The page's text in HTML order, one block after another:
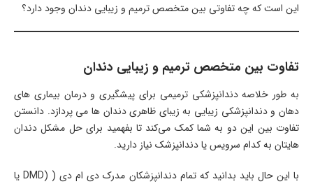
این است که چه تفاوتی بین متخصص ترمیم و زیبایی دندان وجود دارد؟
تفاوت بین متخصص ترمیم و زیبایی دندان
به طور خلاصه دندانپزشکی ترمیمی برای پیشگیری و درمان بیماری های
دهان و دندانپزشکی زیبایی به زیبای ظاهری دندان ها می پردازد. دانستن
تفاوت بین این دو به شما کمک می‌کند تا بفهمید برای حل مشکل دندان
هایتان به کدام سرویس یا دندانپزشک نیاز دارید.
با این حال باید بدانید که تمام دندانپزشکان مدرک دی ام دی ( (DMD یا